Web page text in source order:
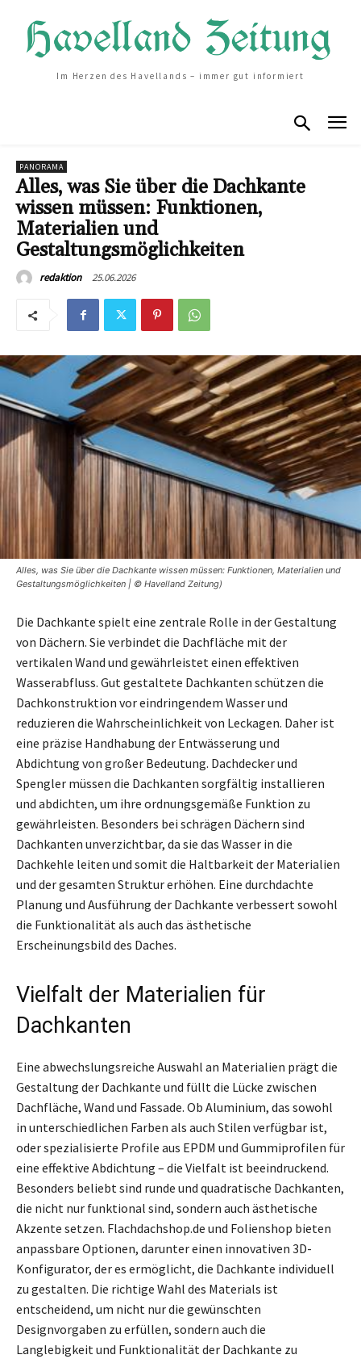
Im Herzen des Havellands – immer gut informiert
PANORAMA
Alles, was Sie über die Dachkante
wissen müssen: Funktionen,
Materialien und
Gestaltungsmöglichkeiten
redaktion 25.06.2026
Alles, was Sie über die Dachkante wissen müssen: Funktionen, Materialien und
Gestaltungsmöglichkeiten | © Havelland Zeitung)
Die Dachkante spielt eine zentrale Rolle in der Gestaltung
von Dächern. Sie verbindet die Dachfläche mit der
vertikalen Wand und gewährleistet einen effektiven
Wasserabfluss. Gut gestaltete Dachkanten schützen die
Dachkonstruktion vor eindringendem Wasser und
reduzieren die Wahrscheinlichkeit von Leckagen. Daher ist
eine präzise Handhabung der Entwässerung und
Abdichtung von großer Bedeutung. Dachdecker und
Spengler müssen die Dachkanten sorgfältig installieren
und abdichten, um ihre ordnungsgemäße Funktion zu
gewährleisten. Besonders bei schrägen Dächern sind
Dachkanten unverzichtbar, da sie das Wasser in die
Dachkehle leiten und somit die Haltbarkeit der Materialien
und der gesamten Struktur erhöhen. Eine durchdachte
Planung und Ausführung der Dachkante verbessert sowohl
die Funktionalität als auch das ästhetische
Erscheinungsbild des Daches.
Vielfalt der Materialien für
Dachkanten
Eine abwechslungsreiche Auswahl an Materialien prägt die
Gestaltung der Dachkante und füllt die Lücke zwischen
Dachfläche, Wand und Fassade. Ob Aluminium, das sowohl
in unterschiedlichen Farben als auch Stilen verfügbar ist,
oder spezialisierte Profile aus EPDM und Gummiprofilen für
eine effektive Abdichtung – die Vielfalt ist beeindruckend.
Besonders beliebt sind runde und quadratische Dachkanten,
die nicht nur funktional sind, sondern auch ästhetische
Akzente setzen. Flachdachshop.de und Folienshop bieten
anpassbare Optionen, darunter einen innovativen 3D-
Konfigurator, der es ermöglicht, die Dachkante individuell
zu gestalten. Die richtige Wahl des Materials ist
entscheidend, um nicht nur die gewünschten
Designvorgaben zu erfüllen, sondern auch die
Langlebigkeit und Funktionalität der Dachkante zu